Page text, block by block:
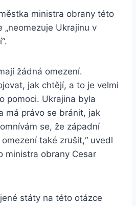
ministra obrany této
„neomezuje Ukrajinu v
žádná omezení.
jak chtějí, a to je velmi
pomoci. Ukrajina byla
má právo se bránit, jak
se, že západní
také zrušit,“ uvedl
ministra obrany Cesar
státy na této otázce